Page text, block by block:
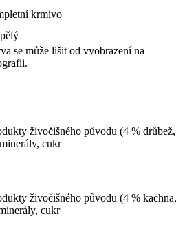
krmivo
se může lišit od vyobrazení na
živočišného původu (4 % drůbež,
cukr
živočišného původu (4 % kachna,
cukr